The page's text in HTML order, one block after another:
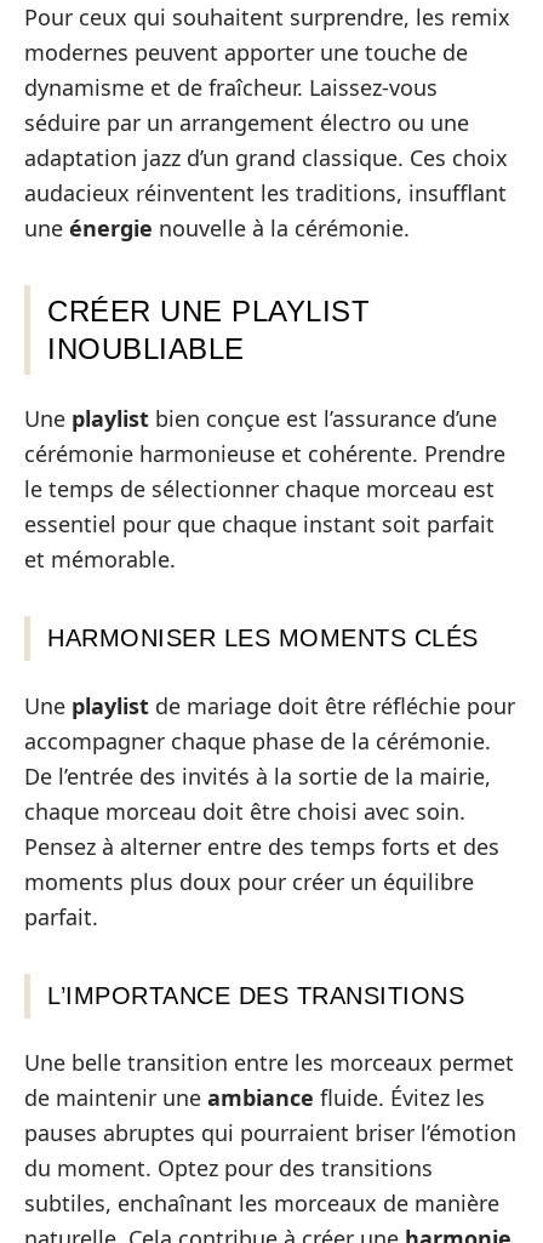
Pour ceux qui souhaitent surprendre, les remix
modernes peuvent apporter une touche de
dynamisme et de fraîcheur. Laissez-vous
séduire par un arrangement électro ou une
adaptation jazz d’un grand classique. Ces choix
audacieux réinventent les traditions, insufflant
une énergie nouvelle à la cérémonie.
CRÉER UNE PLAYLIST
INOUBLIABLE
Une playlist bien conçue est l’assurance d’une
cérémonie harmonieuse et cohérente. Prendre
le temps de sélectionner chaque morceau est
essentiel pour que chaque instant soit parfait
et mémorable.
HARMONISER LES MOMENTS CLÉS
Une playlist de mariage doit être réfléchie pour
accompagner chaque phase de la cérémonie.
De l’entrée des invités à la sortie de la mairie,
chaque morceau doit être choisi avec soin.
Pensez à alterner entre des temps forts et des
moments plus doux pour créer un équilibre
parfait.
L’IMPORTANCE DES TRANSITIONS
Une belle transition entre les morceaux permet
de maintenir une ambiance fluide. Évitez les
pauses abruptes qui pourraient briser l’émotion
du moment. Optez pour des transitions
subtiles, enchaînant les morceaux de manière